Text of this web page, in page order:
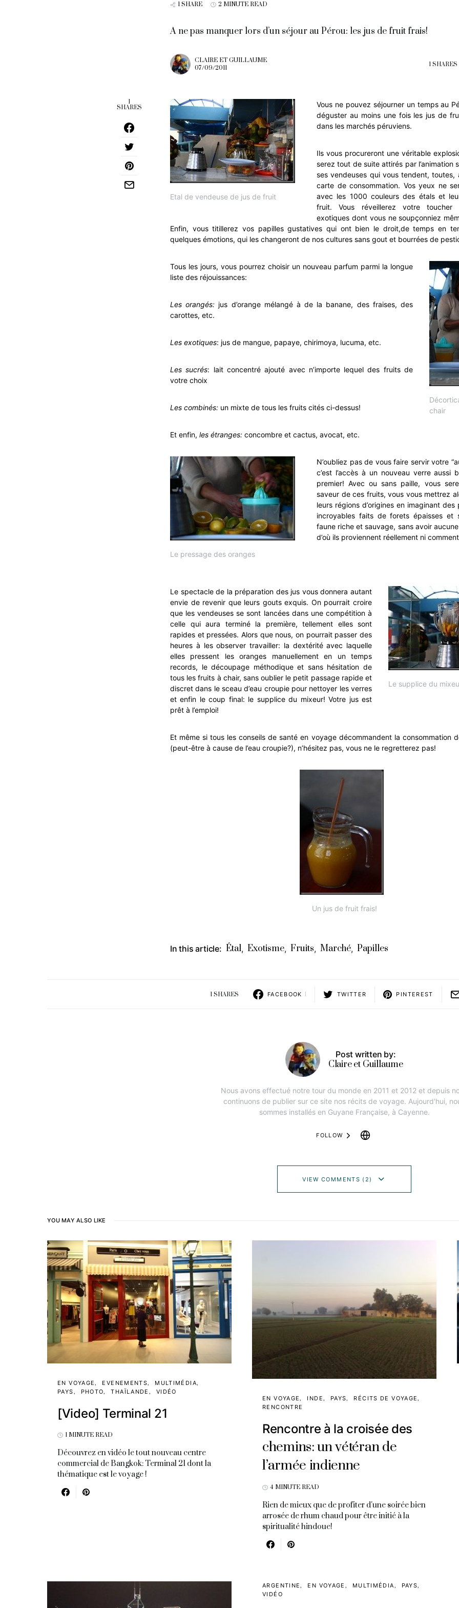
1 SHARE 2 MINUTE READ
A ne pas manquer lors d’un séjour au Pérou: les jus de fruit frais!
CLAIRE ET GUILLAUME
07/09/2011
1 SHARES
1
SHARES
Etal de vendeuse de jus de fruit
Vous ne pouvez séjourner un temps au
déguster au moins une fois les jus de
dans les marchés péruviens.
Ils vous procureront une véritable
serez tout de suite attirés par l’animation
ses vendeuses qui vous tendent, toutes,
carte de consommation. Vos yeux ne
avec les 1000 couleurs des étals et
fruit. Vous réveillerez votre
exotiques dont vous ne soupçonniez
Enfin, vous titillerez vos papilles gustatives qui ont bien le droit,de temps en
quelques émotions, qui les changeront de nos cultures sans gout et bourrées de
chair
Tous les jours, vous pourrez choisir un nouveau parfum parmi la longue
liste des réjouissances:
Les orangés: jus d’orange mélangé à de la banane, des fraises, des
carottes, etc.
Les exotiques: jus de mangue, papaye, chirimoya, lucuma, etc.
Les sucrés: lait concentré ajouté avec n’importe lequel des fruits de
votre choix
Les combinés: un mixte de tous les fruits cités ci-dessus!
Et enfin, les étranges: concombre et cactus, avocat, etc.
Le pressage des oranges
N’oubliez pas de vous faire servir votre
c’est l’accès à un nouveau verre aussi
premier! Avec ou sans paille, vous
saveur de ces fruits, vous vous mettrez
leurs régions d’origines en imaginant
incroyables faits de forets épaisses et
faune riche et sauvage, sans avoir
d’où ils proviennent réellement ni
Le supplice du
Le spectacle de la préparation des jus vous donnera autant
envie de revenir que leurs gouts exquis. On pourrait croire
que les vendeuses se sont lancées dans une compétition à
celle qui aura terminé la première, tellement elles sont
rapides et pressées. Alors que nous, on pourrait passer des
heures à les observer travailler: la dextérité avec laquelle
elles pressent les oranges manuellement en un temps
records, le découpage méthodique et sans hésitation de
tous les fruits à chair, sans oublier le petit passage rapide et
discret dans le sceau d’eau croupie pour nettoyer les verres
et enfin le coup final: le supplice du mixeur! Votre jus est
prêt à l’emploi!
Et même si tous les conseils de santé en voyage décommandent la consommation
(peut-être à cause de l’eau croupie?), n’hésitez pas, vous ne le regretterez pas!
Un jus de fruit frais!
In this article: Étal, Exotisme, Fruits, Marché, Papilles
1 SHARES FACEBOOK 1 TWITTER PINTEREST
Post written by:
Claire et Guillaume
Nous avons effectué notre tour du monde en 2011 et 2012 et depuis
continuons de publier sur ce site nos récits de voyage. Aujourd'hui,
sommes installés en Guyane Française, à Cayenne.
FOLLOW
VIEW COMMENTS (2)
YOU MAY ALSO LIKE
EN VOYAGE EVENEMENTS
MULTIMÉDIA
PAYS
PHOTO THAÏLANDE VIDÉO
[Video] Terminal 21
1 MINUTE READ
Découvrez en vidéo le tout nouveau centre
commercial de Bangkok: Terminal 21 dont la
thématique est le voyage !
EN VOYAGE INDE PAYS
RÉCITS DE VOYAGE
RENCONTRE
Rencontre à la croisée des
chemins: un vétéran de
l’armée indienne
4 MINUTE READ
Rien de mieux que de profiter d'une soirée bien
arrosée de rhum chaud pour être initié à la
spiritualité hindoue!
ARGENTINE EN VOYAGE MULTIMÉDIA
PAYS
VIDÉO